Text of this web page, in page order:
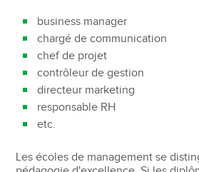
business manager
chargé de communication
chef de projet
contrôleur de gestion
directeur marketing
responsable RH
etc.
Les écoles de management se